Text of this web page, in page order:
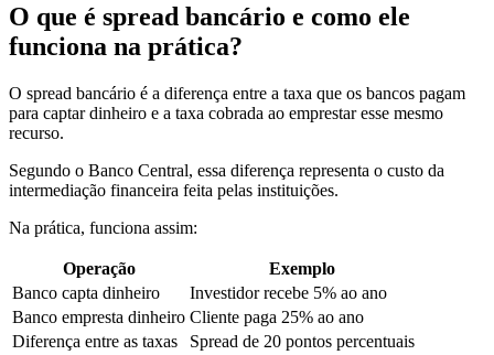
O que é spread bancário e como ele
funciona na prática?
O spread bancário é a diferença entre a taxa que os bancos pagam
para captar dinheiro e a taxa cobrada ao emprestar esse mesmo
recurso.
Segundo o Banco Central, essa diferença representa o custo da
intermediação financeira feita pelas instituições.
Na prática, funciona assim:
Operação
Exemplo
Banco capta dinheiro
Investidor recebe 5% ao ano
Banco empresta dinheiro Cliente paga 25% ao ano
Diferença entre as taxas
Spread de 20 pontos percentuais